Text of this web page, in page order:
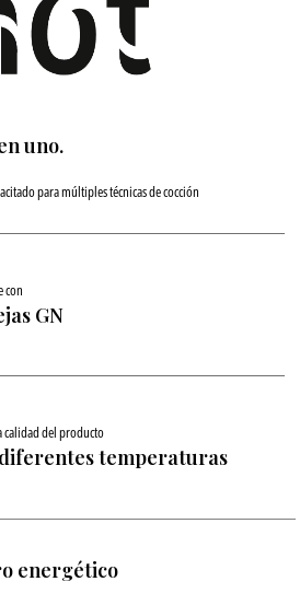
uno.
para múltiples técnicas de cocción
con
GN
calidad del producto
temperaturas
energético